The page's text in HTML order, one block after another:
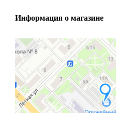
Информация о магазине